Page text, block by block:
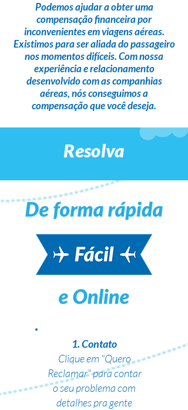
Podemos ajudar a obter uma
compensação financeirapor
inconvenientes em viagens aéreas.
Existimos para seraliada do passageiro
nos momentos difíceis. Com nossa
experiência e relacionamento
desenvolvido com as companhias
aéreas,nós conseguimos a
compensação que você deseja.
Resolva
1. Contato
Clique em "Quero
Reclamar" para contar
o seu problema com
detalhes pra gente